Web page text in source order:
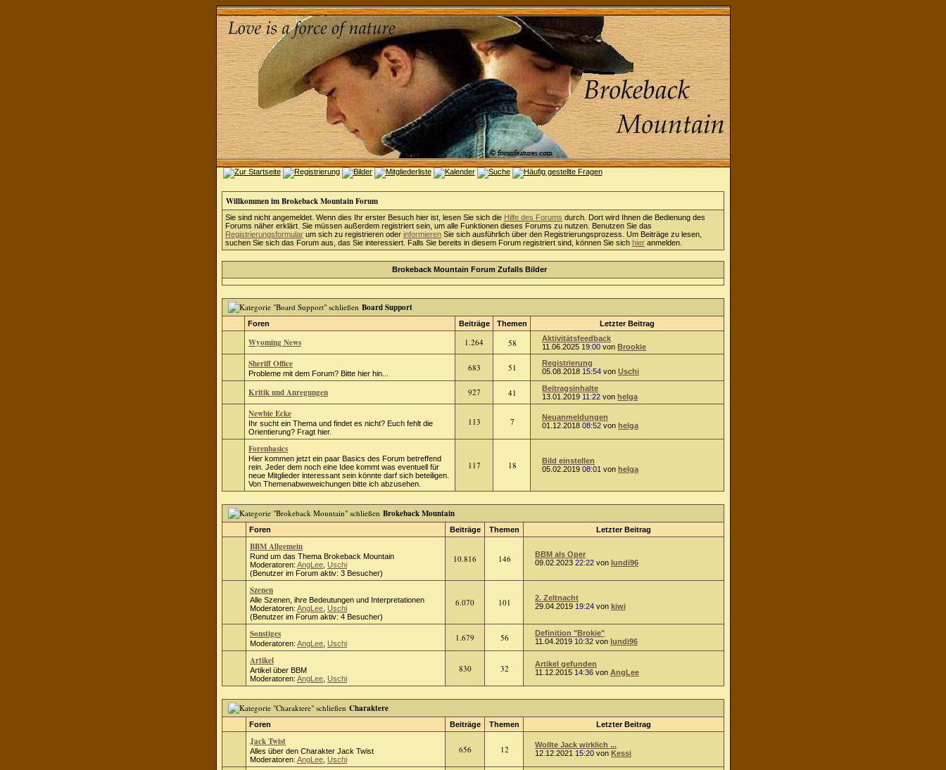
Willkommen im Brokeback Mountain Forum
Sie sind nicht angemeldet. Wenn dies Ihr erster Besuch hier ist, lesen Sie sich die Hilfe des Forums durch. Dort wird Ihnen die Bedienung des
Forums näher erklärt. Sie müssen außerdem registriert sein, um alle Funktionen dieses Forums zu nutzen. Benutzen Sie das
Registrierungsformular um sich zu registrieren oder informieren Sie sich ausführlich über den Registrierungsprozess. Um Beiträge zu lesen,
suchen Sie sich das Forum aus, das Sie interessiert. Falls Sie bereits in diesem Forum registriert sind, können Sie sich hier anmelden.
Brokeback Mountain Forum Zufalls Bilder
Board Support
Foren Beiträge Themen Letzter Beitrag
Wyoming News 1.264 58
Aktivitätsfeedback
11.06.2025 19:00 von Brookie
Sheriff Office
Probleme mit dem Forum? Bitte hier hin...
683 51
Registrierung
05.08.2018 15:54 von Uschi
Kritik und Anregungen 927 41
Beitragsinhalte
13.01.2019 11:22 von helga
Newbie Ecke
Ihr sucht ein Thema und findet es nicht? Euch fehlt die
Orientierung? Fragt hier.
113 7
Neuanmeldungen
01.12.2018 08:52 von helga
Forenbasics
Hier kommen jetzt ein paar Basics des Forum betreffend
rein. Jeder dem noch eine Idee kommt was eventuell für
neue Mitglieder interessant sein könnte darf sich beteiligen.
Von Themenabweweichungen bitte ich abzusehen.
117 18
Bild einstellen
05.02.2019 08:01 von helga
Brokeback Mountain
Foren Beiträge Themen Letzter Beitrag
BBM Allgemein
Rund um das Thema Brokeback Mountain
Moderatoren: AngLee Uschi
(Benutzer im Forum aktiv: 3 Besucher)
10.816 146
BBM als Oper
09.02.2023 22:22 von lundi96
Szenen
Alle Szenen, ihre Bedeutungen und Interpretationen
Moderatoren: AngLee Uschi
(Benutzer im Forum aktiv: 4 Besucher)
6.070 101
2. Zeltnacht
29.04.2019 19:24 von kiwi
Sonstiges
Moderatoren: AngLee Uschi
1.679 56
Definition "Brokie"
11.04.2019 10:32 von lundi96
Artikel
Artikel über BBM
Moderatoren: AngLee Uschi
830 32
Artikel gefunden
11.12.2015 14:36 von AngLee
Charaktere
Foren Beiträge Themen Letzter Beitrag
Jack Twist
Alles über den Charakter Jack Twist
Moderatoren: AngLee Uschi
656 12
Wollte Jack wirklich ...
12.12.2021 15:20 von Kessi